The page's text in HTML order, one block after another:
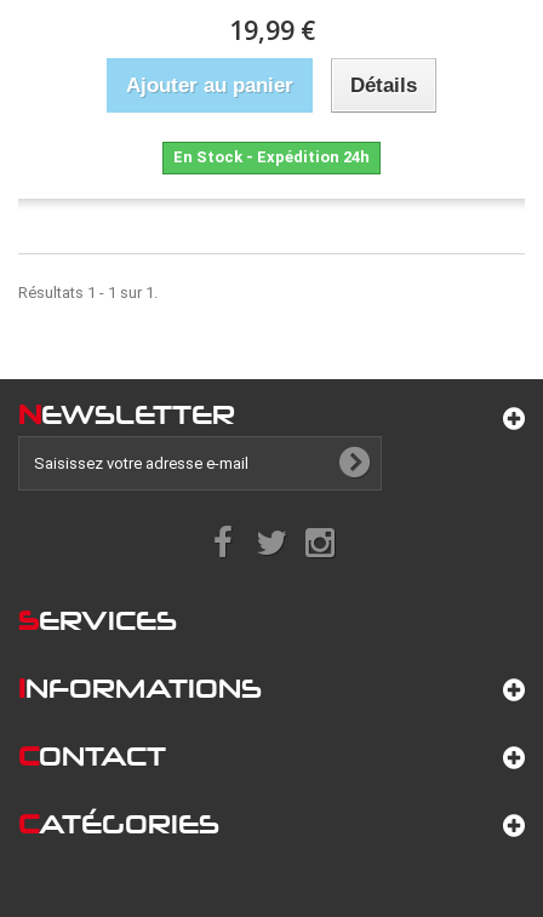
19,99 €
Ajouter au panier Détails
En Stock - Expédition 24h
Résultats 1 - 1 sur 1.
NEWSLETTER
SERVICES
INFORMATIONS
CONTACT
CATÉGORIES